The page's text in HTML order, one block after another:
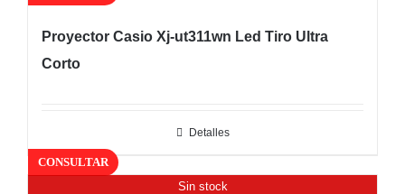
Proyector Casio Xj-ut311wn Led Tiro Ultra
Corto
Detalles
Sin stock
CONSULTAR